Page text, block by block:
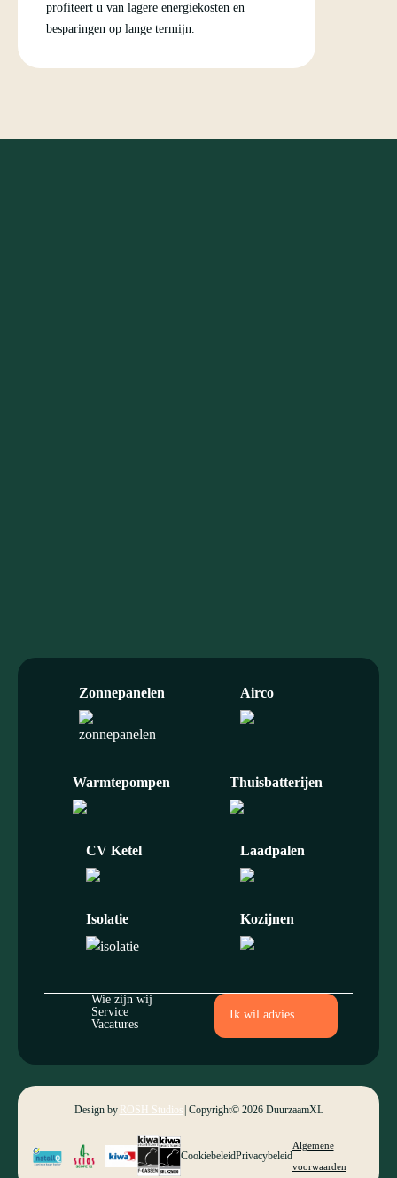
profiteert u van lagere energiekosten en
besparingen op lange termijn.
Zonnepanelen Airco
Warmtepompen Thuisbatterijen
CV Ketel Laadpalen
Isolatie Kozijnen
Wie zijn wij
Service
Vacatures
Ik wil advies
Design by ROSH Studios | Copyright© 2026 DuurzaamXL
CookiebeleidPrivacybeleid
Algemene
voorwaarden